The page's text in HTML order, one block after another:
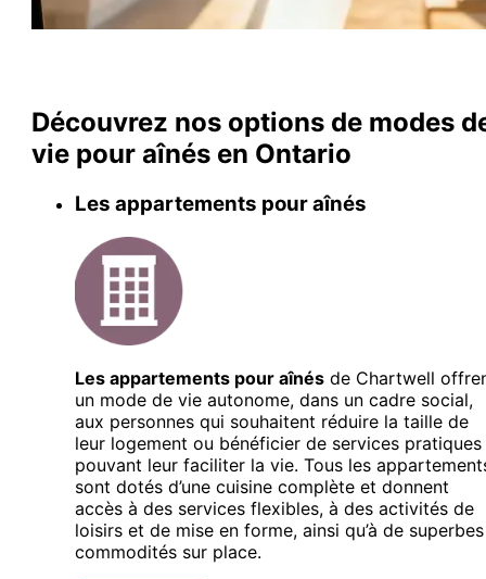
Découvrez nos options de modes
vie pour aînés en Ontario
Les appartements pour aînés
Les appartements pour aînésde Chartwell
un mode de vie autonome, dans un cadre social,
aux personnes qui souhaitent réduire la taille de
leur logement ou bénéficier de services pratiques
pouvant leur faciliter la vie. Tous les
sont dotés d’une cuisine complète et donnent
accès à des services flexibles, à des activités de
loisirs et de mise en forme, ainsi qu’à de superbes
commodités sur place.